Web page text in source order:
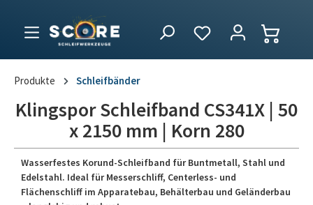
Produkte Schleifbänder
Klingspor Schleifband CS341X | 50
x 2150 mm | Korn 280
Wasserfestes Korund-Schleifband für Buntmetall, Stahl und
Edelstahl. Ideal für Messerschliff, Centerless- und
Flächenschliff im Apparatebau, Behälterbau und Geländerbau